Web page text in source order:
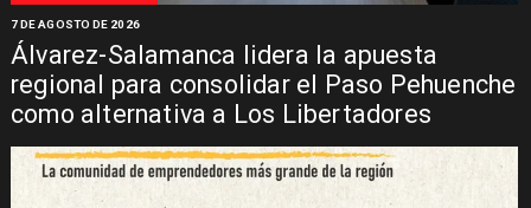
Álvarez-Salamanca lidera la apuesta
regional para consolidar el Paso Pehuenche
como alternativa a Los Libertadores
7 DE AGOSTO DE 2026